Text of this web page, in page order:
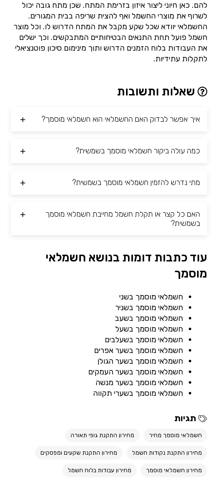
להם. כאן חיוני ליצור איזון בזרימת המתח. שכן מתח גובה יכול
לשרוף את מוצרי החשמל ואף להצית שריפה בבית המגורים.
החשמלאי יוודא שכל שקע מקבל את המתח הדרוש לו. וכל מוצר
חשמל פועל תחת התנאים הבטיחותיים המתבקשים. וכך ישלים
את העבודות בלוח הזמנים הדרוש ותוך מינימום סיכון פוטנציאלי
לתקלות עתידיות.
שאלות ותשובות
איך אפשר לבדוק האם החשמלאי הוא חשמלאי מוסמך?
כמה עולה ביקור חשמלאי מוסמך בשמשית?
מתי נדרש להזמין חשמלאי מוסמך בשמשית?
האם כל קצר או תקלת חשמל מחייבת חשמלאי מוסמך
בשמשית?
עוד כתבות דומות בנושא חשמלאי
מוסמך
חשמלאי מוסמך בשני
חשמלאי מוסמך בשניר
חשמלאי מוסמך בשעב
חשמלאי מוסמך בשעל
חשמלאי מוסמך בשעלבים
חשמלאי מוסמך בשער אפרים
חשמלאי מוסמך בשער הגולן
חשמלאי מוסמך בשער העמקים
חשמלאי מוסמך בשער מנשה
חשמלאי מוסמך בשערי תקווה
תגיות
חשמלאי מוסמך מחיר מחירון התקנת גופי תאורה
מחירון התקנת נקודות חשמל מחירון התקנת שקעים ומפסקים
מחירון חשמלאי מוסמך מחירון עבודות בלוח חשמל